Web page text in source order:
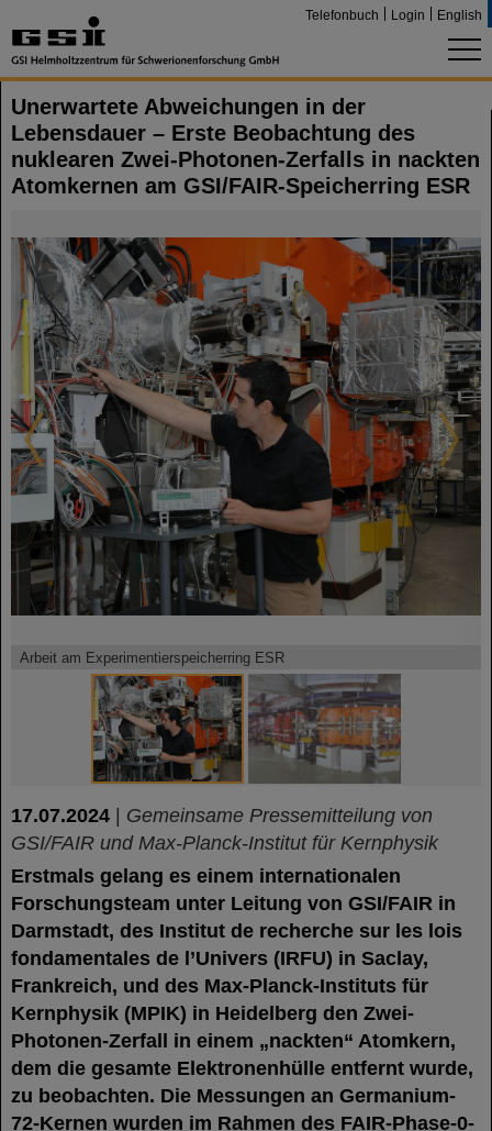
Telefonbuch Login English
Unerwartete Abweichungen in der
Lebensdauer – Erste Beobachtung des
nuklearen Zwei-Photonen-Zerfalls in nackten
Atomkernen am GSI/FAIR-Speicherring ESR
Arbeit am Experimentierspeicherring ESR
17.07.2024
Gemeinsame Pressemitteilung von
GSI/FAIR und Max-Planck-Institut für Kernphysik
Erstmals gelang es einem internationalen
Forschungsteam unter Leitung von GSI/FAIR in
Darmstadt, des Institut de recherche sur les lois
fondamentales de l’Univers (IRFU) in Saclay,
Frankreich, und des Max-Planck-Instituts für
Kernphysik (MPIK) in Heidelberg den Zwei-
Photonen-Zerfall in einem „nackten“ Atomkern,
dem die gesamte Elektronenhülle entfernt wurde,
zu beobachten. Die Messungen an Germanium-
72-Kernen wurden im Rahmen des FAIR-Phase-0-